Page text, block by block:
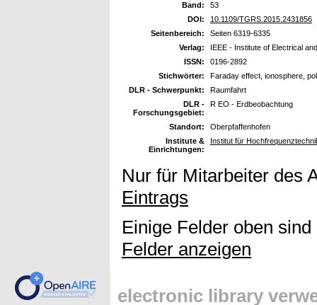
Band:
53
DOI:
10.1109/TGRS.2015.2431856
Seitenbereich:
Seiten 6319-6335
Verlag:
IEEE - Institute of Electrical
ISSN:
0196-2892
Stichwörter:
Faraday effect, ionosphere,
DLR - Schwerpunkt:
Raumfahrt
DLR -
Forschungsgebiet:
R EO - Erdbeobachtung
Standort:
Oberpfaffenhofen
Institute &
Einrichtungen:
Institut für
Nur für Mitarbeiter des
Eintrags
Einige Felder oben
Felder anzeigen
electronic library